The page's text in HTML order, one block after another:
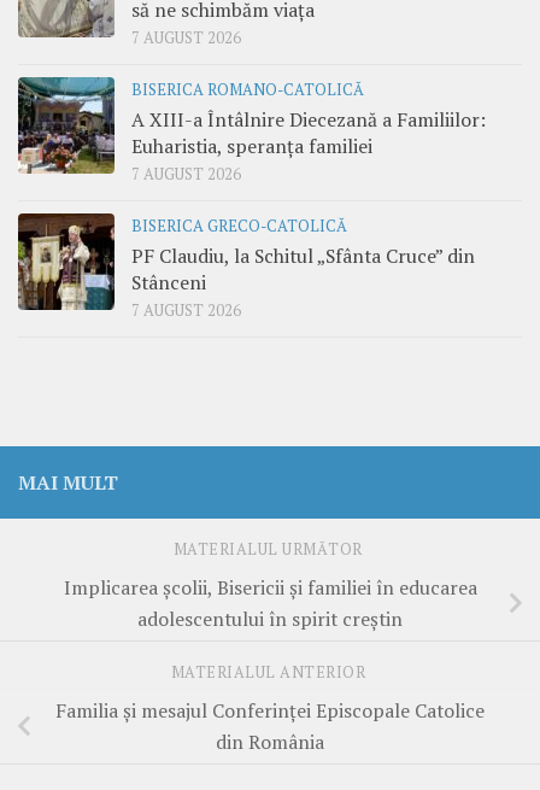
să ne schimbăm viața
7 AUGUST 2026
BISERICA ROMANO-CATOLICĂ
A XIII-a Întâlnire Diecezană a Familiilor:
Euharistia, speranța familiei
7 AUGUST 2026
BISERICA GRECO-CATOLICĂ
PF Claudiu, la Schitul „Sfânta Cruce” din
Stânceni
7 AUGUST 2026
MAI MULT
MATERIALUL URMĂTOR
Implicarea şcolii, Bisericii şi familiei în educarea
adolescentului în spirit creştin
MATERIALUL ANTERIOR
Familia şi mesajul Conferinţei Episcopale Catolice
din România